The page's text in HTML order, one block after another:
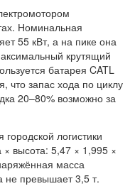
Номинальная
55 кВт, а на пике она
крутящий
батарея CATL
что запас хода по циклу
20–80% возможно за
× высота: 5,47 × 1,995 ×
масса
превышает 3,5 т.